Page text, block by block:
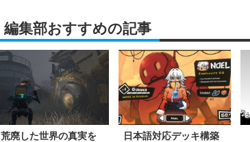
編集部おすすめの記事
荒廃した世界の真実を
日本語対応デッキ構築